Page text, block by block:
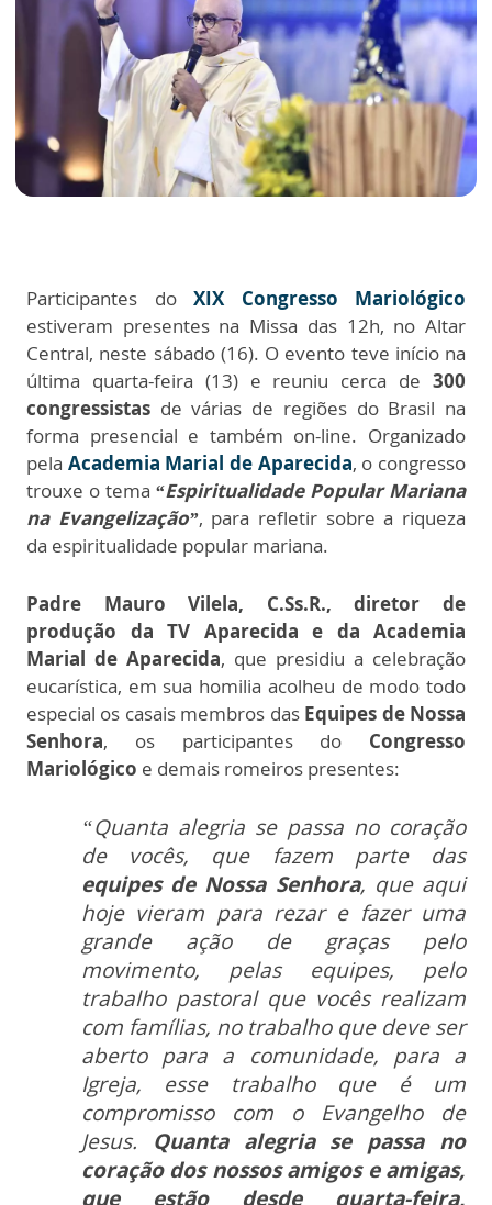
Participantes do XIX Congresso Mariológico
estiveram presentes na Missa das 12h, no Altar
Central, neste sábado (16). O evento teve início na
última quarta-feira (13) e reuniu cerca de 300
congressistas de várias de regiões do Brasil na
forma presencial e também on-line. Organizado
pela Academia Marial de Aparecida, o congresso
trouxe o tema “Espiritualidade Popular Mariana
na Evangelização”, para refletir sobre a riqueza
da espiritualidade popular mariana.
Padre Mauro Vilela, C.Ss.R., diretor de
produção da TV Aparecida e da Academia
Marial de Aparecida, que presidiu a celebração
eucarística, em sua homilia acolheu de modo todo
especial os casais membros das Equipes de Nossa
Senhora, os participantes do Congresso
Mariológico e demais romeiros presentes:
“Quanta alegria se passa no coração
de vocês, que fazem parte das
equipes de Nossa Senhora, que aqui
hoje vieram para rezar e fazer uma
grande ação de graças pelo
movimento, pelas equipes, pelo
trabalho pastoral que vocês realizam
com famílias, no trabalho que deve ser
aberto para a comunidade, para a
Igreja, esse trabalho que é um
compromisso com o Evangelho de
Jesus. Quanta alegria se passa no
coração dos nossos amigos e amigas,
que estão desde quarta-feira,